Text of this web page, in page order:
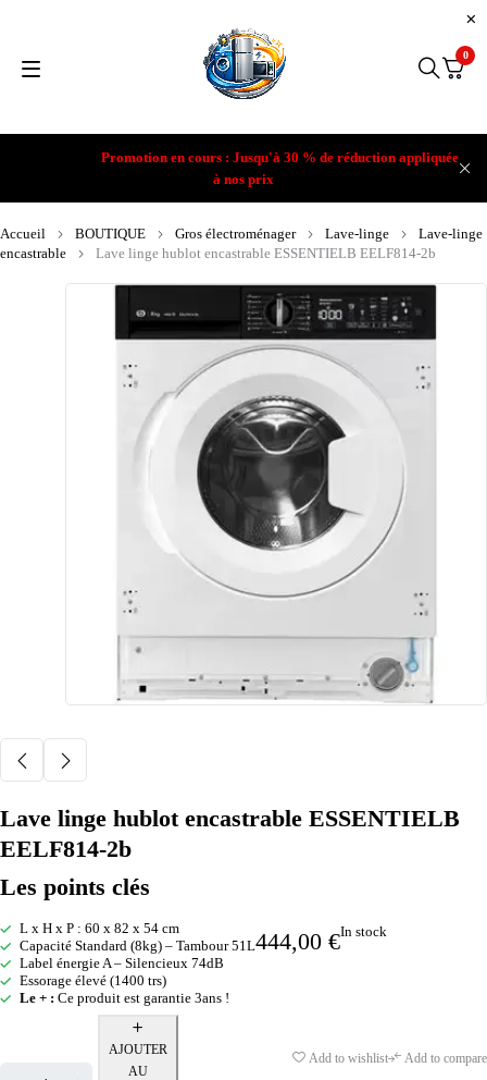
Promotion en cours : Jusqu'à 30 % de réduction appliquée
à nos prix
0
Accueil BOUTIQUE Gros électroménager Lave-linge
Lave-linge
encastrable
Lave linge hublot encastrable ESSENTIELB EELF814-2b
Lave linge hublot encastrable ESSENTIELB
EELF814-2b
Les points clés
L x H x P : 60 x 82 x 54 cm
Capacité Standard (8kg) – Tambour 51L
Label énergie A – Silencieux 74dB
Essorage élevé (1400 trs)
Le + : Ce produit est garantie 3ans !
444,00 €In stock
AJOUTER
AU
Add to wishlist Add to compare